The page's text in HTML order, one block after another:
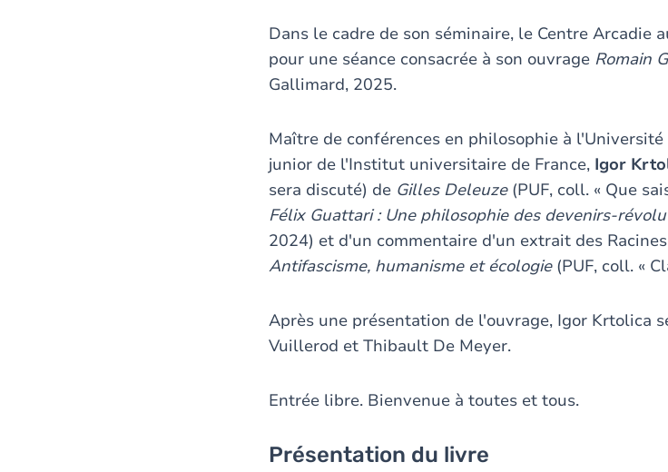
Dans le cadre de son séminaire, le Centre Arcadie
pour une séance consacrée à son ouvrage Romain
Gallimard, 2025.
Maître de conférences en philosophie à
junior de l'Institut universitaire de France, Igor
sera discuté) de Gilles Deleuze(PUF, coll. « Que
Félix Guattari : Une philosophie des devenirs-
2024) et d'un commentaire d'un extrait des
Antifascisme, humanisme et écologie(PUF, coll. «
Après une présentation de l'ouvrage, Igor Krtolica
Vuillerod et Thibault De Meyer.
Entrée libre. Bienvenue à toutes et tous.
Présentation du livre